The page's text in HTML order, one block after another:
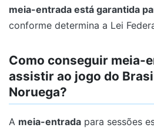
meia-entrada está garantida
conforme determina a Lei
Como conseguir meia-
assistir ao jogo do
Noruega?
A meia-entrada para sessões